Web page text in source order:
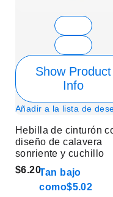
Show Product
Info
Añadir a la lista de
Hebilla de cinturón
diseño de calavera
sonriente y cuchillo
$6.20Tan bajo
como$5.02